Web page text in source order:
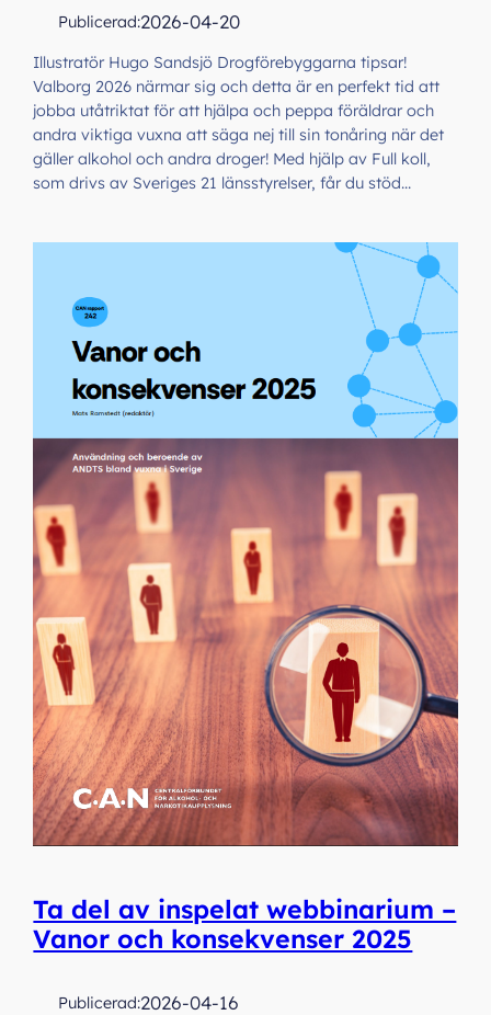
Publicerad:2026-04-20
Illustratör Hugo Sandsjö Drogförebyggarna tipsar!
Valborg 2026 närmar sig och detta är en perfekt tid att
jobba utåtriktat för att hjälpa och peppa föräldrar och
andra viktiga vuxna att säga nej till sin tonåring när det
gäller alkohol och andra droger! Med hjälp av Full koll,
som drivs av Sveriges 21 länsstyrelser, får du stöd…
Ta del av inspelat webbinarium –
Vanor och konsekvenser 2025
Publicerad:2026-04-16